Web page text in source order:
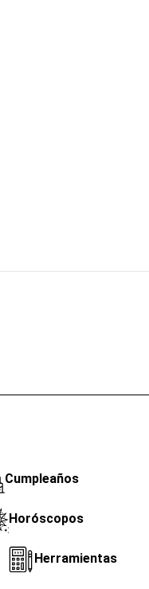
Cumpleaños
Horóscopos
Herramientas